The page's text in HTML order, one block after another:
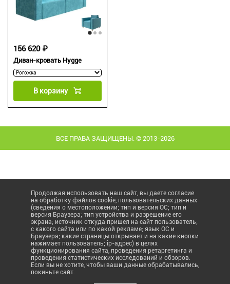
Диван-кровать Hygge
156 620 ₽
В корзину
ВСЕ ПРАВА ЗАЩИЩЕНЫ. © 2013-2026
Продолжая использовать наш сайт, вы даете согласие
на обработку файлов cookie, пользовательских данных
(сведения о местоположении; тип и версия ОС; тип и
версия Браузера; тип устройства и разрешение его
экрана; источник откуда пришел на сайт пользователь;
с какого сайта или по какой рекламе; язык ОС и
Браузера; какие страницы открывает и на какие кнопки
нажимает пользователь; ip-адрес) в целях
функционирования сайта, проведения ретаргетинга и
проведения статистических исследований и обзоров.
Если вы не хотите, чтобы ваши данные обрабатывались,
покиньте сайт.